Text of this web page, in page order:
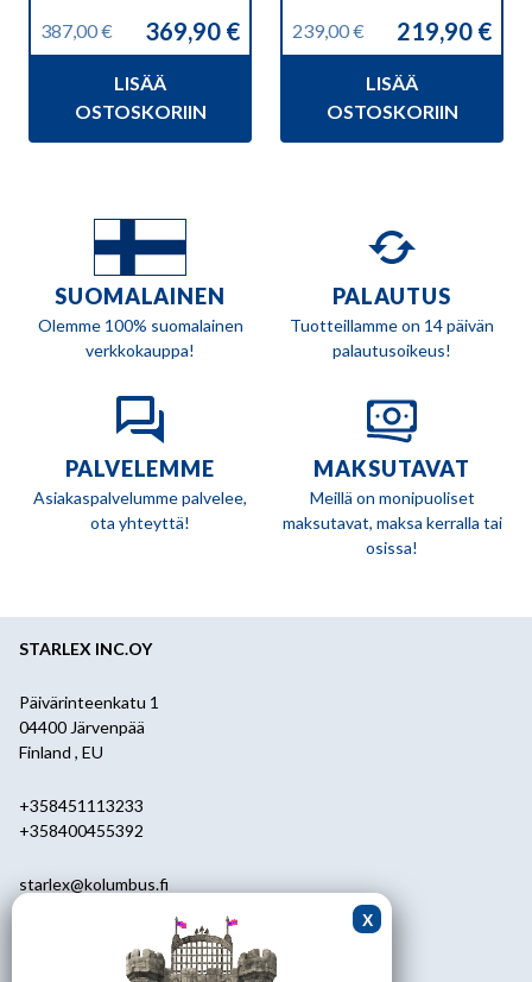
387,00€
Alkuperäinen
hinta
387,00 €.
369,90 €
Nykyinen
hinta
369,90 €.
LISÄÄ
OSTOSKORIIN
239,00€
Alkuperäinen
hinta
239,00 €.
219,90 €
Nykyinen
hinta
219,90 €.
LISÄÄ
OSTOSKORIIN
SUOMALAINEN
Olemme 100% suomalainen
verkkokauppa!
PALAUTUS
Tuotteillamme on 14 päivän
palautusoikeus!
PALVELEMME
Asiakaspalvelumme palvelee,
ota yhteyttä!
MAKSUTAVAT
Meillä on monipuoliset
maksutavat, maksa kerralla tai
osissa!
STARLEX INC.OY
Päivärinteenkatu 1
04400 Järvenpää
Finland , EU
+358451113233
+358400455392
starlex@kolumbus.fi